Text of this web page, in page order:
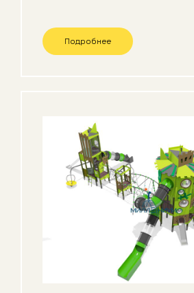
Подробнее